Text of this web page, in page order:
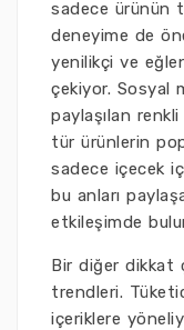
sadece ürünün
deneyime de
yenilikçi ve
çekiyor. Sosyal
paylaşılan
tür ürünlerin
sadece içecek
bu anları
etkileşimde
Bir diğer dikkat
trendleri.
içeriklere